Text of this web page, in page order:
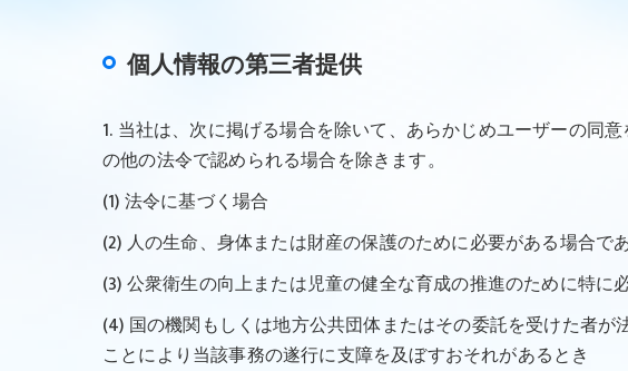
個人情報の第三者提供
1. 当社は、次に掲げる場合を除いて、あらかじめユーザーの同
の他の法令で認められる場合を除きます。
(1) 法令に基づく場合
(2) 人の生命、身体または財産の保護のために必要がある場合で
(3) 公衆衛生の向上または児童の健全な育成の推進のために特
(4) 国の機関もしくは地方公共団体またはその委託を受けた者
ことにより当該事務の遂行に支障を及ぼすおそれがあるとき